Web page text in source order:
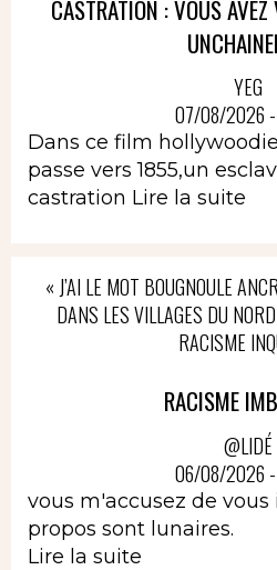
CASTRATION : VOUS
YEG
07/08/2026
Dans ce film
passe vers 1855,un
castration Lire la suite
« J’AI LE MOT BOUGNOULE
DANS LES VILLAGES DU
RACISME
RACISME
@LIDÉ
06/08/2026
vous m'accusez de
propos sont lunaires.
Lire la suite